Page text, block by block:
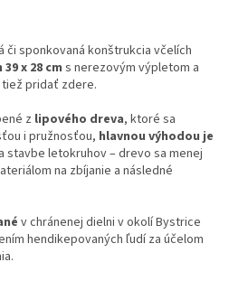
či sponkovaná konštrukcia včelích
x 28 cm s nerezovým výpletom a
pridať zdere.
z lipového dreva, ktoré sa
i pružnosťou, hlavnou výhodou je
stavbe letokruhov – drevo sa menej
na zbíjanie a následné
v chránenej dielni v okolí Bystrice
hendikepovaných ľudí za účelom